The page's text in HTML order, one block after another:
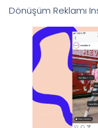
Dönüşüm Reklamı